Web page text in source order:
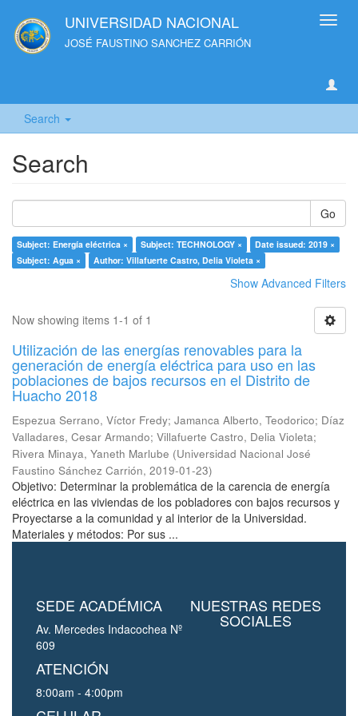
UNIVERSIDAD NACIONAL
JOSÉ FAUSTINO SANCHEZ CARRIÓN
Search
Search
Go
Subject: Energía eléctrica × Subject: TECHNOLOGY ×
Date issued: 2019 ×
Subject: Agua ×
Author: Villafuerte Castro, Delia Violeta ×
Show Advanced Filters
Now showing items 1-1 of 1
Utilización de las energías renovables para la
generación de energía eléctrica para uso en las
poblaciones de bajos recursos en el Distrito de
Huacho 2018
Espezua Serrano, Víctor Fredy; Jamanca Alberto, Teodorico; Díaz
Valladares, Cesar Armando; Villafuerte Castro, Delia Violeta;
Rivera Minaya, Yaneth Marlube (Universidad Nacional José
Faustino Sánchez Carrión, 2019-01-23)
Objetivo: Determinar la problemática de la carencia de energía
eléctrica en las viviendas de los pobladores con bajos recursos y
Proyectarse a la comunidad y al interior de la Universidad.
Materiales y métodos: Por sus ...
SEDE ACADÉMICA
Av. Mercedes Indacochea Nº
609
ATENCIÓN
8:00am - 4:00pm
NUESTRAS REDES
SOCIALES